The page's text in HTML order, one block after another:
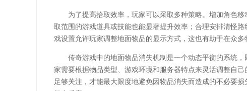
为了提高拾取效率，玩家可以采取多种策略。增加角色
取范围的游戏道具或技能也能显著提升效率；合理安排清怪
戏设置允许玩家调整地面物品的显示方式，这也有助于在众多
传奇游戏中的地面物品消失机制是一个动态平衡的系统
家需要根据物品类型、游戏环境和服务器特点来灵活调整自
足够关注，才能最大限度地避免因物品消失而造成的不必要